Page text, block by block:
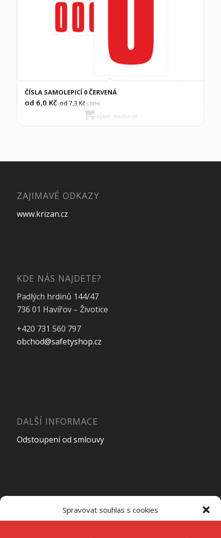
Spravovat souhlas s cookies
ČÍSLA SAMOLEPICÍ 0 ČERVENÁ
od 6,0 Kč (od 7,3 Kčs DPH)
Výběr možností
ZAJIMAVÉ ODKAZY
www.krizan.cz
KDE NÁS NAJDETE?
Padlých hrdinů 144/47
736 01 Havířov – Životice
+420 731 560 797
obchod@safetyshop.cz
DALŠÍ INFORMACE
Odstoupení od smlouvy
Pondělí – Pátek7:00 – 15:00